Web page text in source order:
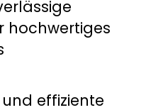
hochwertiges
und effiziente